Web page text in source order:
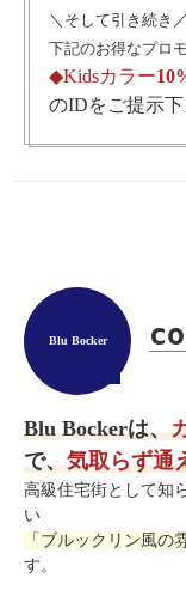
＼そして引き続き／
下記のお得なプロ
◆Kidsカラー
のIDをご提示
Blu Bocker
Blu Bockerは、
で、気取らず通
高級住宅街として知
い
「ブルックリン風の
す。